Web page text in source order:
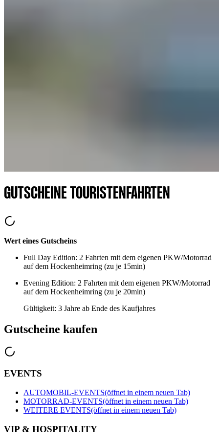
GUTSCHEINE TOURISTENFAHRTEN
Wert eines Gutscheins
Full Day Edition: 2 Fahrten mit dem eigenen PKW/Motorrad
auf dem Hockenheimring (zu je 15min)
Evening Edition: 2 Fahrten mit dem eigenen PKW/Motorrad
auf dem Hockenheimring (zu je 20min)
Gültigkeit: 3 Jahre ab Ende des Kaufjahres
Gutscheine kaufen
EVENTS
AUTOMOBIL-EVENTS(öffnet in einem neuen Tab)
MOTORRAD-EVENTS(öffnet in einem neuen Tab)
WEITERE EVENTS(öffnet in einem neuen Tab)
VIP & HOSPITALITY